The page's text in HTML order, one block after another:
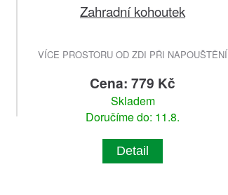
Zahradní kohoutek
VÍCE PROSTORU OD ZDI PŘI NAPOUŠTĚNÍ
Cena: 779 Kč
Skladem
Doručíme do: 11.8.
Detail